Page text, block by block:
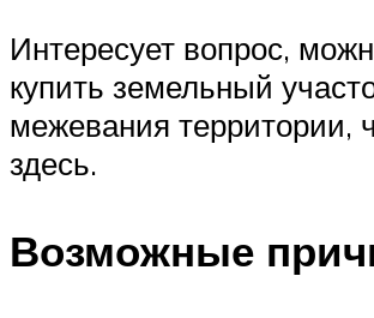
Интересует вопрос,
купить земельный
межевания территории,
здесь.
Возможные